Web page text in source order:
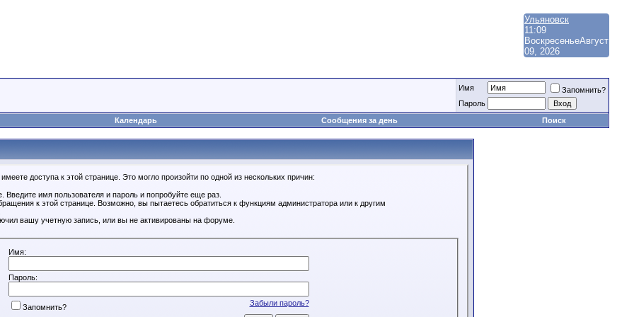
Ульяновск
11:09
ВоскресеньеАвгуст
09, 2026
Имя
Запомнить?
Пароль
Календарь
Сообщения за день Поиск
доступа к этой странице. Это могло произойти по одной из нескольких причин:
имя пользователя и пароль и попробуйте еще раз.
к этой странице. Возможно, вы пытаетесь обратиться к функциям администратора или к другим
вашу учетную запись, или вы не активированы на форуме.
Имя:
Пароль:
Забыли пароль?
Запомнить?